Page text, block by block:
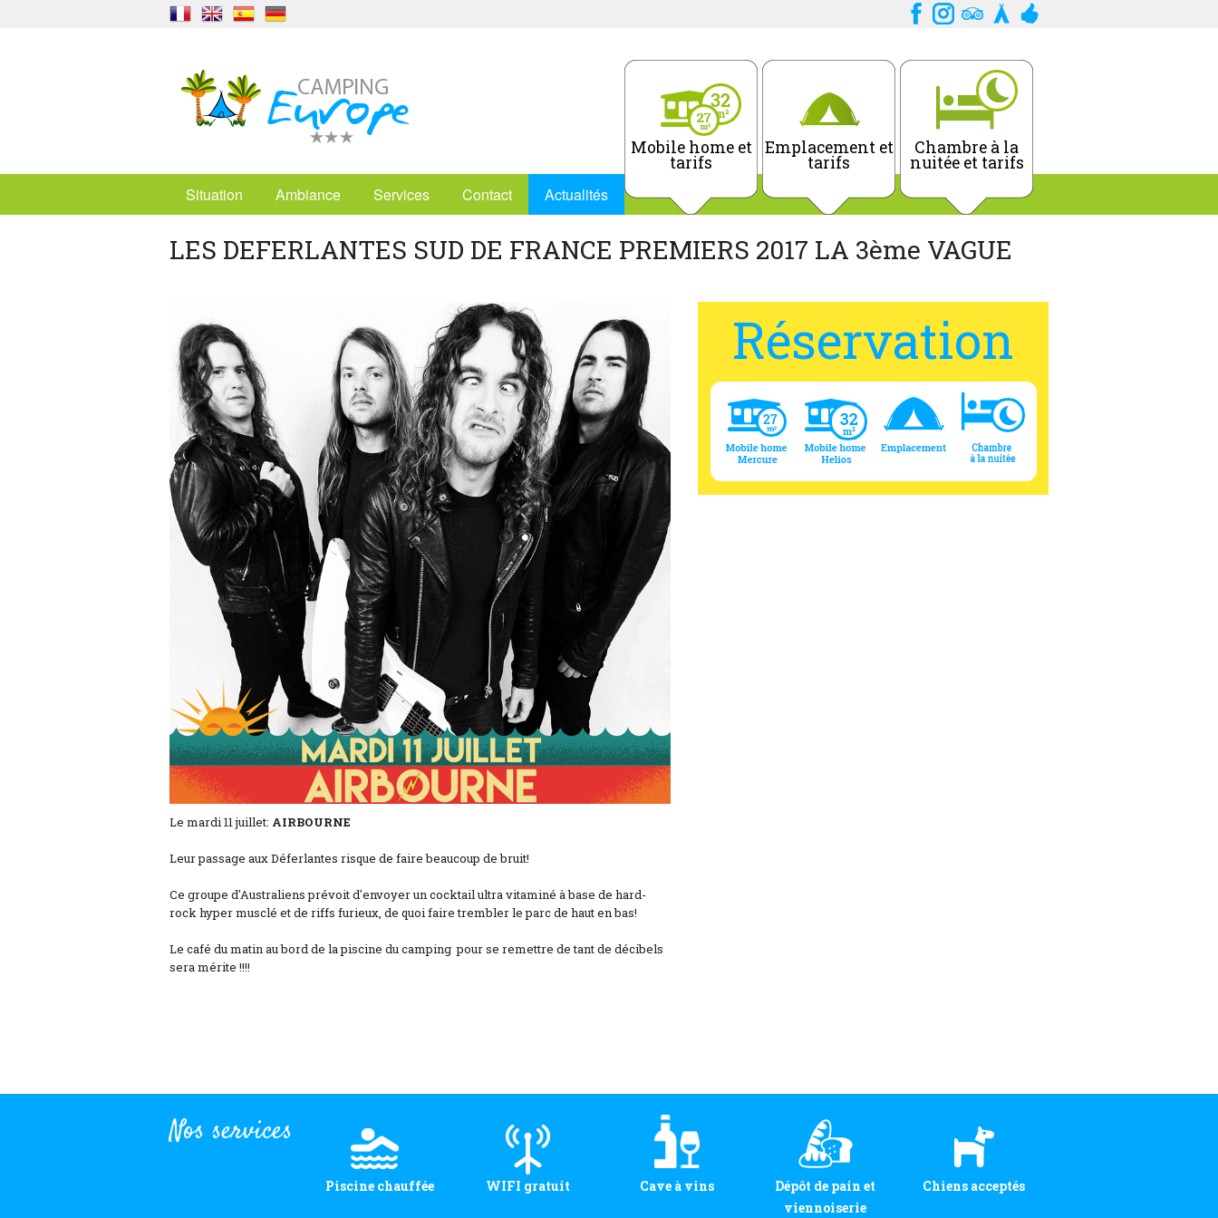
Situation Ambiance Services Contact Actualités
Mobile home et
tarifs
Emplacement et
tarifs
Chambre à la
nuitée et tarifs
LES DEFERLANTES SUD DE FRANCE PREMIERS 2017 LA 3ème VAGUE
Le mardi 11 juillet: AIRBOURNE
Leur passage aux Déferlantes risque de faire beaucoup de bruit!
Ce groupe d'Australiens prévoit d'envoyer un cocktail ultra vitaminé à base de hard-
rock hyper musclé et de riffs furieux, de quoi faire trembler le parc de haut en bas!
Le café du matin au bord de la piscine du camping pour se remettre de tant de décibels
sera mérite !!!!
Réservation
Nos services
Piscine chauffée WIFI gratuit Cave à vins
Dépôt de pain et
viennoiserie
Chiens acceptés